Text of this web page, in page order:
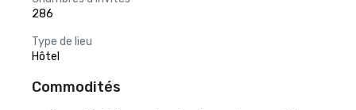
286
Type de lieu
Hôtel
Commodités